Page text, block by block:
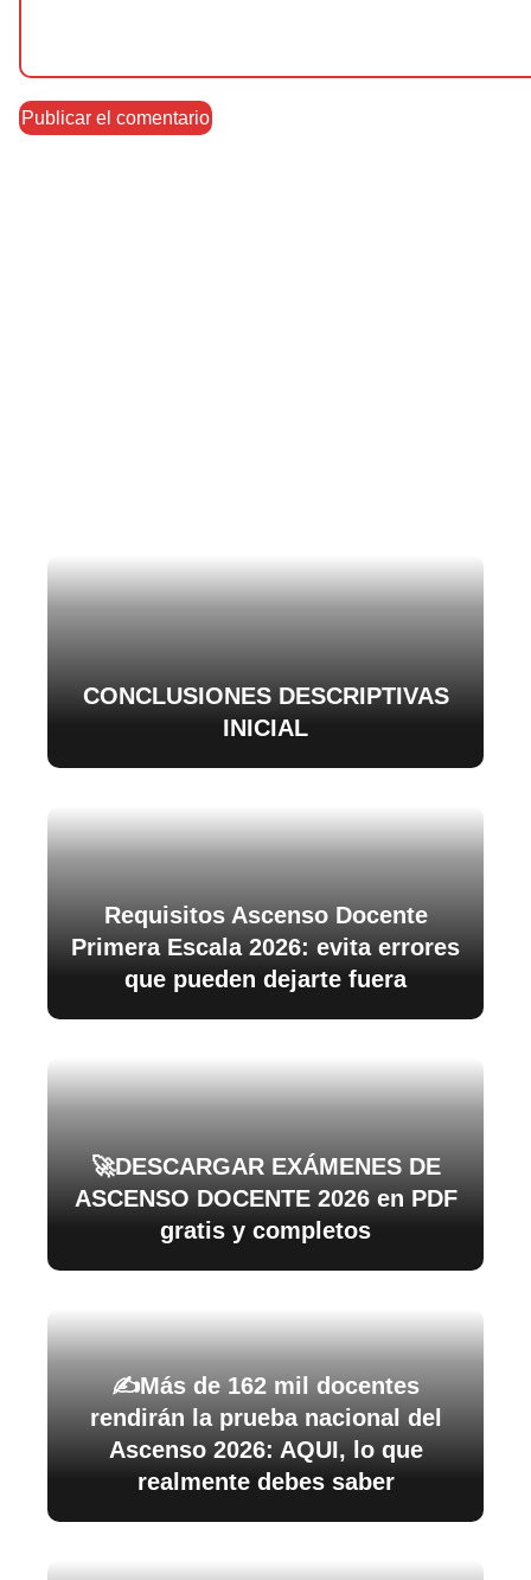
CONCLUSIONES DESCRIPTIVAS
INICIAL
Requisitos Ascenso Docente
Primera Escala 2026: evita errores
que pueden dejarte fuera
🚀DESCARGAR EXÁMENES DE
ASCENSO DOCENTE 2026 en PDF
gratis y completos
✍️Más de 162 mil docentes
rendirán la prueba nacional del
Ascenso 2026: AQUI, lo que
realmente debes saber